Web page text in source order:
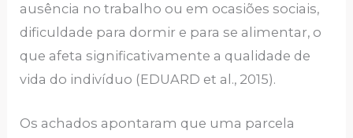
ausência no trabalho ou em ocasiões sociais,
dificuldade para dormir e para se alimentar, o
que afeta significativamente a qualidade de
vida do indivíduo (EDUARD et al., 2015).
Os achados apontaram que uma parcela